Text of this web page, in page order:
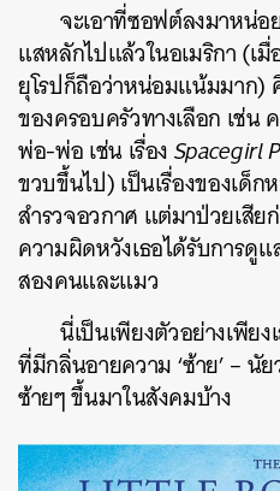
จะเอาที่ซอฟต์ลงมาหน่อ
แสหลักไปแล้วในอเมริกา (เ
ยุโรปก็ถือว่าหน่อมแน้มมาก)
ของครอบครัวทางเลือก เช่
พ่อ-พ่อ เช่น เรื่องSpacegirl
ขวบขึ้นไป) เป็นเรื่องของเด็
สำรวจอวกาศ แต่มาป่วยเสี
ความผิดหวังเธอได้รับการดู
สองคนและแมว
นี่เป็นเพียงตัวอย่างเพีย
ที่มีกลิ่นอายความ ‘ซ้าย’ – นั
ซ้ายๆ ขึ้นมาในสังคมบ้าง